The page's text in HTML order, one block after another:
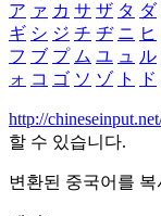
ア ァ カ サ ザ タ ダ
ギ シ ジ チ ヂ ニ ヒ
フ ブ プ ム ユ ュ ル
ォ コ ゴ ソ ゾ ト ド
http://
할 수 있습니다.
변환된 중국어를